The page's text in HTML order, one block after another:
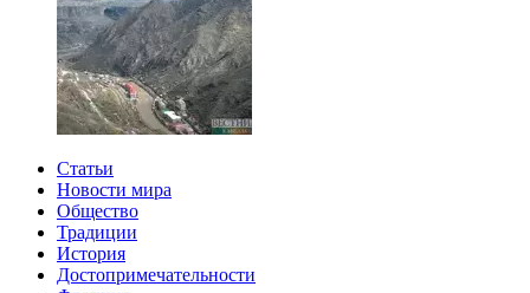
Статьи
Новости мира
Общество
Традиции
История
Достопримечательности